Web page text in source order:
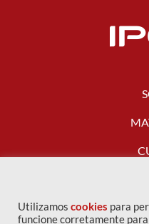
FALE
Utilizamos cookies para
funcione corretamente